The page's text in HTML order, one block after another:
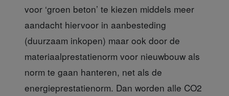
voor ‘groen beton’ te kiezen middels meer
aandacht hiervoor in aanbesteding
(duurzaam inkopen) maar ook door de
materiaalprestatienorm voor nieuwbouw als
norm te gaan hanteren, net als de
energieprestatienorm. Dan worden alle CO2